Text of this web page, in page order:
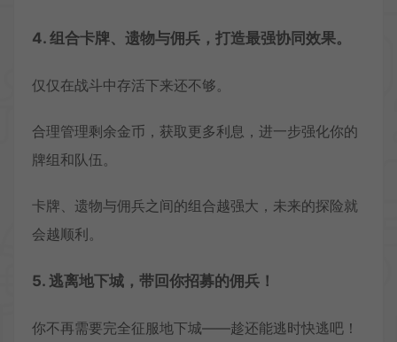
4. 组合卡牌、遗物与佣兵，打造最强协同效果。
仅仅在战斗中存活下来还不够。
合理管理剩余金币，获取更多利息，进一步强化你的
牌组和队伍。
卡牌、遗物与佣兵之间的组合越强大，未来的探险就
会越顺利。
5. 逃离地下城，带回你招募的佣兵！
你不再需要完全征服地下城——趁还能逃时快逃吧！